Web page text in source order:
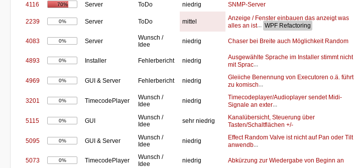
4116 70% Server ToDo niedrig SNMP-Server
2239 0% Server ToDo mittel
Anzeige / Fenster einbauen das anzeigt was
alles an ist...
4083 0% Server
Wunsch /
Idee
niedrig Chaser bei Breite auch Möglichkeit Random
4893 0% Installer Fehlerbericht niedrig
Ausgewählte Sprache im Installer stimmt nicht
mit Sprac
4969 0% GUI & Server Fehlerbericht niedrig
Gleiiche Benennung von Executoren o.ä. führt
zu komisch
3201 0% TimecodePlayer
Wunsch /
Idee
niedrig
Timecodeplayer/Audioplayer sendet Midi-
Signale an exter
5115 0% GUI
Wunsch /
Idee
sehr niedrig
Kanalübersicht, Steuerung über
Tasten/Schaltflächen +/-
5095 0% GUI & Server
Wunsch /
Idee
niedrig
Effect Random Valve ist nicht auf Pan oder Tilt
anwendb
5073 0% TimecodePlayer
Wunsch /
Idee
niedrig Abkürzung zur Wiedergabe von Beginn an